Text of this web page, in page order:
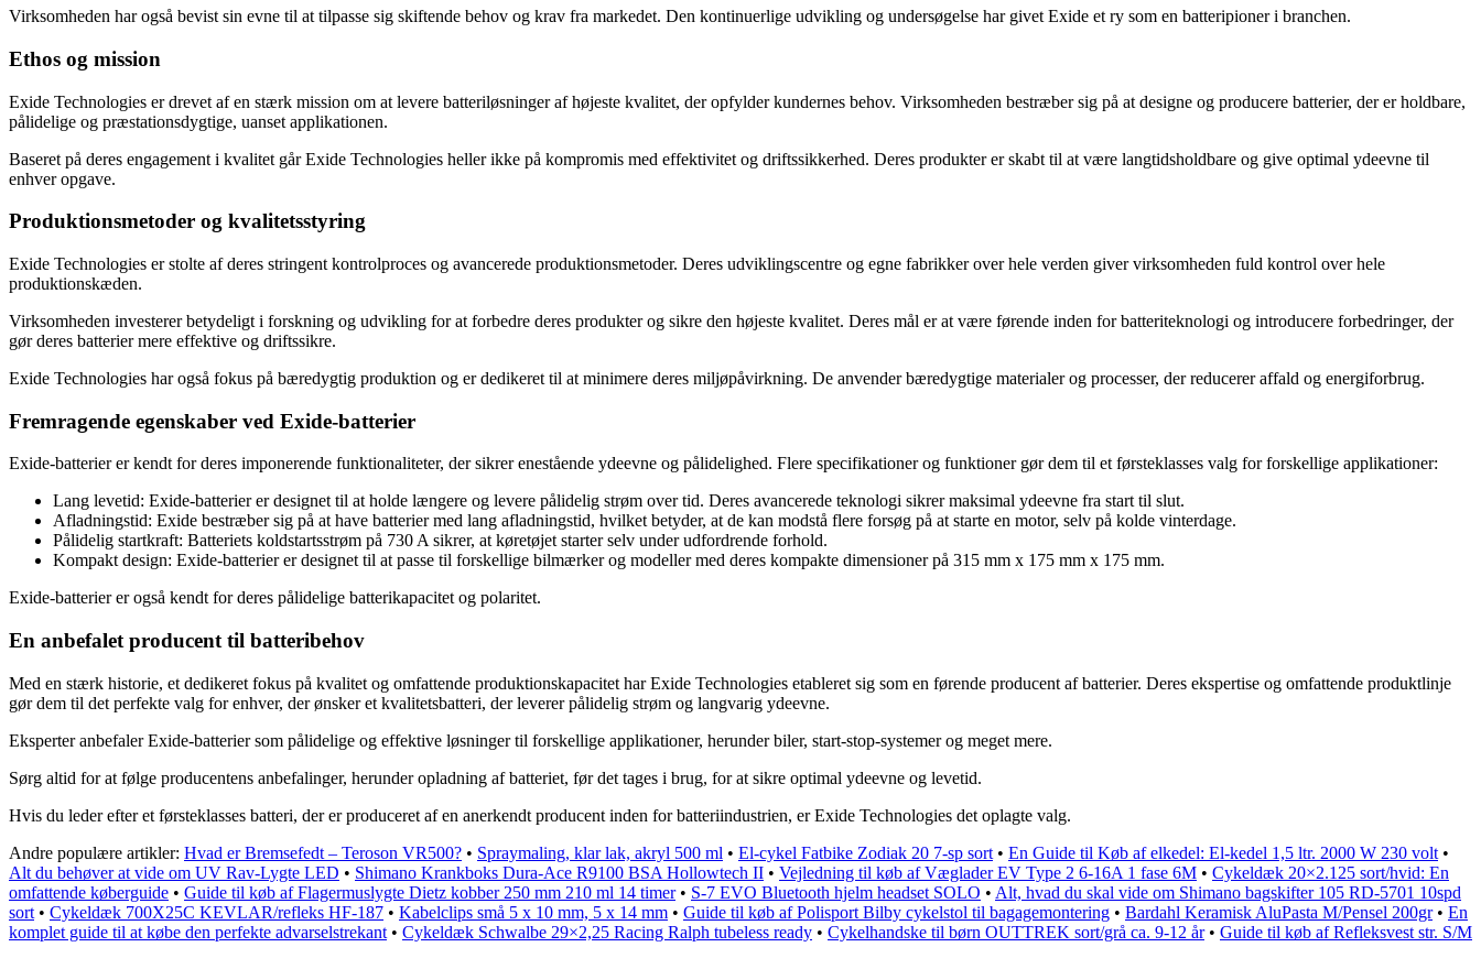
Virksomheden har også bevist sin evne til at tilpasse sig skiftende behov og krav fra markedet. Den kontinuerlige udvikling og undersøgelse har givet Exide et ry som en batteripioner i branchen.
Ethos og mission
Exide Technologies er drevet af en stærk mission om at levere batteriløsninger af højeste kvalitet, der opfylder kundernes behov. Virksomheden bestræber sig på at designe og producere batterier, der er holdbare,
pålidelige og præstationsdygtige, uanset applikationen.
Baseret på deres engagement i kvalitet går Exide Technologies heller ikke på kompromis med effektivitet og driftssikkerhed. Deres produkter er skabt til at være langtidsholdbare og give optimal ydeevne til
enhver opgave.
Produktionsmetoder og kvalitetsstyring
Exide Technologies er stolte af deres stringent kontrolproces og avancerede produktionsmetoder. Deres udviklingscentre og egne fabrikker over hele verden giver virksomheden fuld kontrol over hele
produktionskæden.
Virksomheden investerer betydeligt i forskning og udvikling for at forbedre deres produkter og sikre den højeste kvalitet. Deres mål er at være førende inden for batteriteknologi og introducere forbedringer, der
gør deres batterier mere effektive og driftssikre.
Exide Technologies har også fokus på bæredygtig produktion og er dedikeret til at minimere deres miljøpåvirkning. De anvender bæredygtige materialer og processer, der reducerer affald og energiforbrug.
Fremragende egenskaber ved Exide-batterier
Exide-batterier er kendt for deres imponerende funktionaliteter, der sikrer enestående ydeevne og pålidelighed. Flere specifikationer og funktioner gør dem til et førsteklasses valg for forskellige applikationer:
Lang levetid: Exide-batterier er designet til at holde længere og levere pålidelig strøm over tid. Deres avancerede teknologi sikrer maksimal ydeevne fra start til slut.
Afladningstid: Exide bestræber sig på at have batterier med lang afladningstid, hvilket betyder, at de kan modstå flere forsøg på at starte en motor, selv på kolde vinterdage.
Pålidelig startkraft: Batteriets koldstartsstrøm på 730 A sikrer, at køretøjet starter selv under udfordrende forhold.
Kompakt design: Exide-batterier er designet til at passe til forskellige bilmærker og modeller med deres kompakte dimensioner på 315 mm x 175 mm x 175 mm.
Exide-batterier er også kendt for deres pålidelige batterikapacitet og polaritet.
En anbefalet producent til batteribehov
Med en stærk historie, et dedikeret fokus på kvalitet og omfattende produktionskapacitet har Exide Technologies etableret sig som en førende producent af batterier. Deres ekspertise og omfattende produktlinje
gør dem til det perfekte valg for enhver, der ønsker et kvalitetsbatteri, der leverer pålidelig strøm og langvarig ydeevne.
Eksperter anbefaler Exide-batterier som pålidelige og effektive løsninger til forskellige applikationer, herunder biler, start-stop-systemer og meget mere.
Sørg altid for at følge producentens anbefalinger, herunder opladning af batteriet, før det tages i brug, for at sikre optimal ydeevne og levetid.
Hvis du leder efter et førsteklasses batteri, der er produceret af en anerkendt producent inden for batteriindustrien, er Exide Technologies det oplagte valg.
Andre populære artikler: Hvad er Bremsefedt – Teroson VR500? • Spraymaling, klar lak, akryl 500 ml • El-cykel Fatbike Zodiak 20 7-sp sort • En Guide til Køb af elkedel: El-kedel 1,5 ltr. 2000 W 230 volt •
Alt du behøver at vide om UV Rav-Lygte LED • Shimano Krankboks Dura-Ace R9100 BSA Hollowtech II • Vejledning til køb af Væglader EV Type 2 6-16A 1 fase 6M • Cykeldæk 20×2.125 sort/hvid: En
omfattende køberguide • Guide til køb af Flagermuslygte Dietz kobber 250 mm 210 ml 14 timer• S-7 EVO Bluetooth hjelm headset SOLO • Alt, hvad du skal vide om Shimano bagskifter 105 RD-5701 10spd
sort • Cykeldæk 700X25C KEVLAR/refleks HF-187 • Kabelclips små 5 x 10 mm, 5 x 14 mm • Guide til køb af Polisport Bilby cykelstol til bagagemontering • Bardahl Keramisk AluPasta M/Pensel 200gr• En
komplet guide til at købe den perfekte advarselstrekant • Cykeldæk Schwalbe 29×2,25 Racing Ralph tubeless ready • Cykelhandske til børn OUTTREK sort/grå ca. 9-12 år• Guide til køb af Refleksvest str. S/M